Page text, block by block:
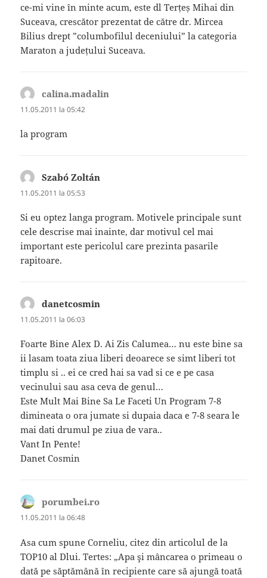
ce-mi vine în minte acum, este dl Terțeș Mihai din
Suceava, crescător prezentat de către dr. Mircea
Bilius drept ”columbofilul deceniului” la categoria
Maraton a județului Suceava.
calina.madalin
11.05.2011 la 05:42
la program
Szabó Zoltán
11.05.2011 la 05:53
Si eu optez langa program. Motivele principale sunt
cele descrise mai inainte, dar motivul cel mai
important este pericolul care prezinta pasarile
rapitoare.
danetcosmin
11.05.2011 la 06:03
Foarte Bine Alex D. Ai Zis Calumea… nu este bine sa
ii lasam toata ziua liberi deoarece se simt liberi tot
timplu si .. ei ce cred hai sa vad si ce e pe casa
vecinului sau asa ceva de genul…
Este Mult Mai Bine Sa Le Faceti Un Program 7-8
dimineata o ora jumate si dupaia daca e 7-8 seara le
mai dati drumul pe ziua de vara..
Vant In Pente!
Danet Cosmin
porumbei.ro
11.05.2011 la 06:48
Asa cum spune Corneliu, citez din articolul de la
TOP10 al Dlui. Tertes: „Apa şi mâncarea o primeau o
dată pe săptămână în recipiente care să ajungă toată